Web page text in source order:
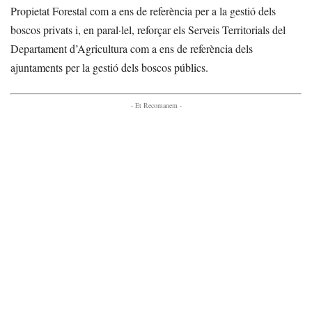
Propietat Forestal com a ens de referència per a la gestió dels
boscos privats i, en paral·lel, reforçar els Serveis Territorials del
Departament d’Agricultura com a ens de referència dels
ajuntaments per la gestió dels boscos públics.
- Et Recomanem -